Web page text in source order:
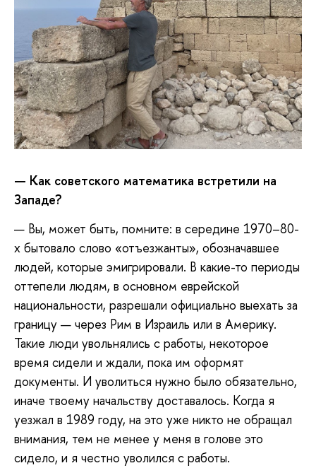
— Как советского математика встретили на
Западе?
— Вы, может быть, помните: в середине 1970–80-
х бытовало слово «отъезжанты», обозначавшее
людей, которые эмигрировали. В какие-то периоды
оттепели людям, в основном еврейской
национальности, разрешали официально выехать за
границу — через Рим в Израиль или в Америку.
Такие люди увольнялись с работы, некоторое
время сидели и ждали, пока им оформят
документы. И уволиться нужно было обязательно,
иначе твоему начальству доставалось. Когда я
уезжал в 1989 году, на это уже никто не обращал
внимания, тем не менее у меня в голове это
сидело, и я честно уволился с работы.